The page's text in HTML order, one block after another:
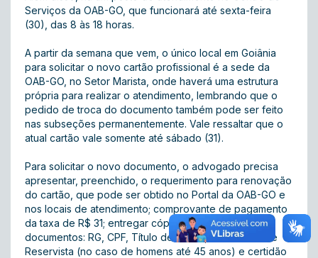
Serviços da OAB-GO, que funcionará até sexta-feira
(30), das 8 às 18 horas.
A partir da semana que vem, o único local em Goiânia
para solicitar o novo cartão profissional é a sede da
OAB-GO, no Setor Marista, onde haverá uma estrutura
própria para realizar o atendimento, lembrando que o
pedido de troca do documento também pode ser feito
nas subseções permanentemente. Vale ressaltar que o
atual cartão vale somente até sábado (31).
Para solicitar o novo documento, o advogado precisa
apresentar, preenchido, o requerimento para renovação
do cartão, que pode ser obtido no Portal da OAB-GO e
nos locais de atendimento; comprovante de pagamento
da taxa de R$ 31; entregar cópia dos seguintes
documentos: RG, CPF, Título de Eleitor, Certificado de
Reservista (no caso de homens até 45 anos) e certidão